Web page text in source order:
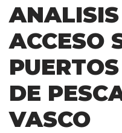
ACCESO
DE
VASCO